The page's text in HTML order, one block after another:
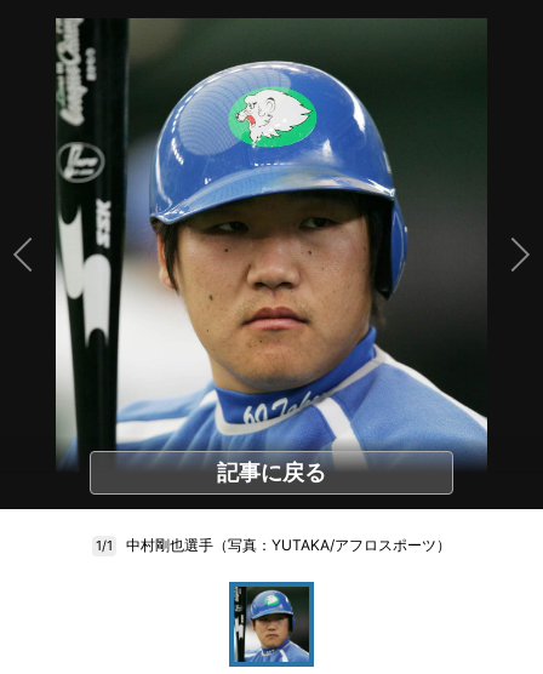
記事に戻る
1/1 中村剛也選手（写真：YUTAKA/アフロスポーツ）